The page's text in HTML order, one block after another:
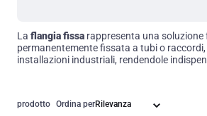
La flangia fissa rappresenta una
permanentemente fissata a tubi o
installazioni industriali, rendendole
prodotto Ordina per